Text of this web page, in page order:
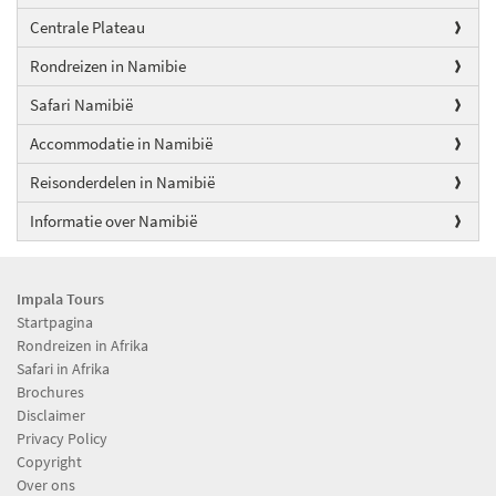
Centrale Plateau
Rondreizen in Namibie
Safari Namibië
Accommodatie in Namibië
Reisonderdelen in Namibië
Informatie over Namibië
Impala Tours
Startpagina
Rondreizen in Afrika
Safari in Afrika
Brochures
Disclaimer
Privacy Policy
Copyright
Over ons